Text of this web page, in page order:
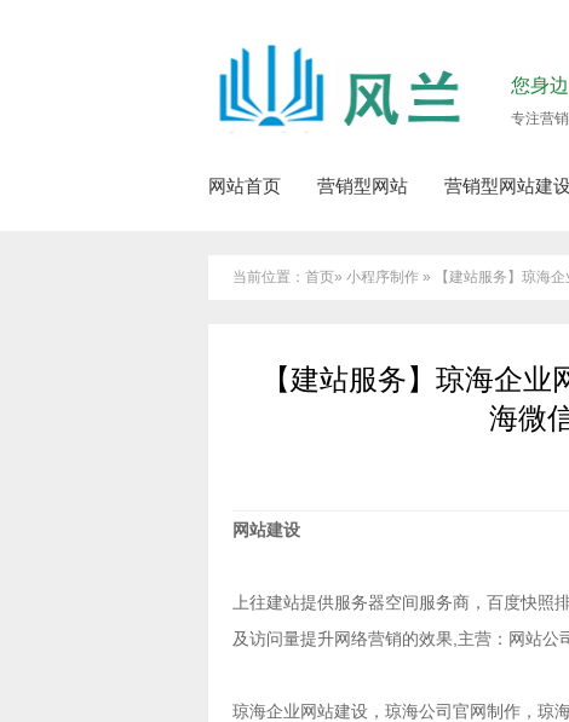
您身
专注营
网站首页 营销型网站 营销型网站建
当前位置：首页» 小程序制作 » 【建站服务】琼海
【建站服务】琼海企
海微
网站建设
上往建站提供服务器空间服务商 ， 百度快照
及访问量提升网络营销的效果,主营： 网站公
琼海企业网站建设，琼海公司官网制作，琼